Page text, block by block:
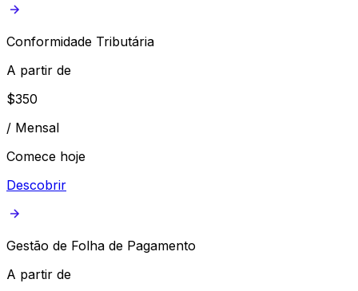
Conformidade Tributária
A partir de
$350
/ Mensal
Comece hoje
Descobrir
Gestão de Folha de Pagamento
A partir de